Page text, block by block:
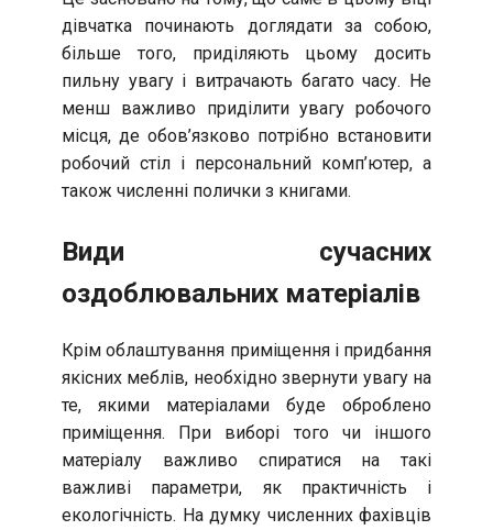
дівчатка починають доглядати за собою,
більше того, приділяють цьому досить
пильну увагу і витрачають багато часу. Не
менш важливо приділити увагу робочого
місця, де обов’язково потрібно встановити
робочий стіл і персональний комп’ютер, а
також численні полички з книгами.
Види сучасних
оздоблювальних матеріалів
Крім облаштування приміщення і придбання
якісних меблів, необхідно звернути увагу на
те, якими матеріалами буде оброблено
приміщення. При виборі того чи іншого
матеріалу важливо спиратися на такі
важливі параметри, як практичність і
екологічність. На думку численних фахівців